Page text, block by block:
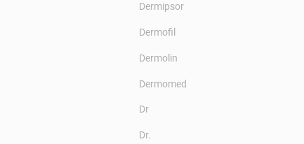
Dermipsor
Dermofil
Dermolin
Dermomed
Dr
Dr.